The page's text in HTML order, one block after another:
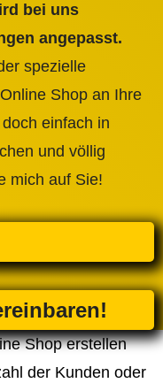
bei uns
angepasst.
spezielle
Shop an Ihre
einfach in
und völlig
mich auf Sie!
Shop erstellen
der Kunden oder